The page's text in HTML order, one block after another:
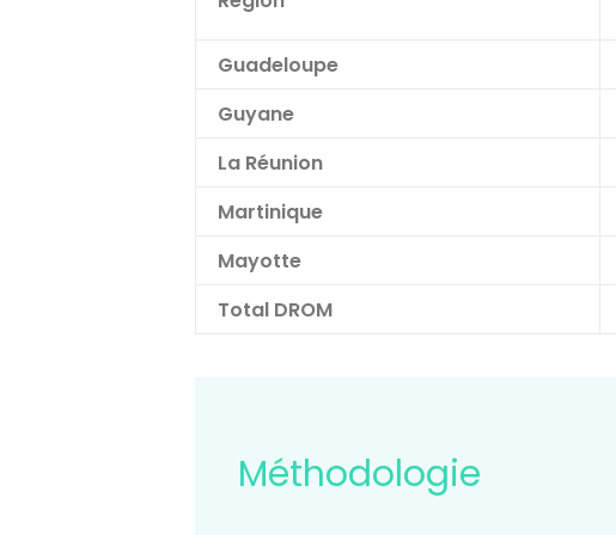
Guadeloupe
Guyane
La Réunion
Martinique
Mayotte
Total DROM
Méthodologie